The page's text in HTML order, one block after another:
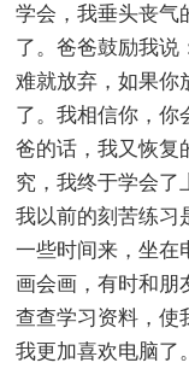
学会，我垂头丧气
了。爸爸鼓励我说
难就放弃，如果你
了。我相信你，你
爸的话，我又恢复
究，我终于学会了
我以前的刻苦练习
一些时间来，坐在
画会画，有时和朋
查查学习资料，使
我更加喜欢电脑了